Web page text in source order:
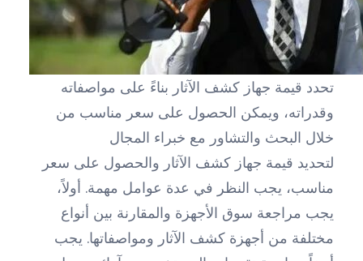
تحدد قيمة جهاز كشف الآثار بناءً على مواصفاته
وقدراته، ويمكن الحصول على سعر مناسب من
خلال البحث والتشاور مع خبراء المجال
لتحديد قيمة جهاز كشف الآثار والحصول على سعر
مناسب، يجب النظر في عدة عوامل مهمة. أولاً،
يجب مراجعة سوق الأجهزة والمقارنة بين أنواع
مختلفة من أجهزة كشف الآثار ومواصفاتها. يجب